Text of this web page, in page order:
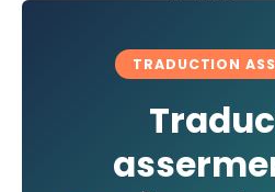
TRADUCTION